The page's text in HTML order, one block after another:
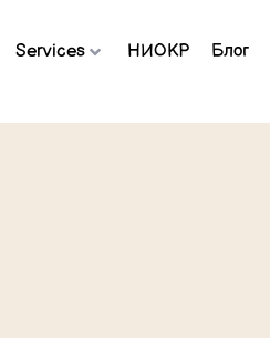
Services НИОКР Блог